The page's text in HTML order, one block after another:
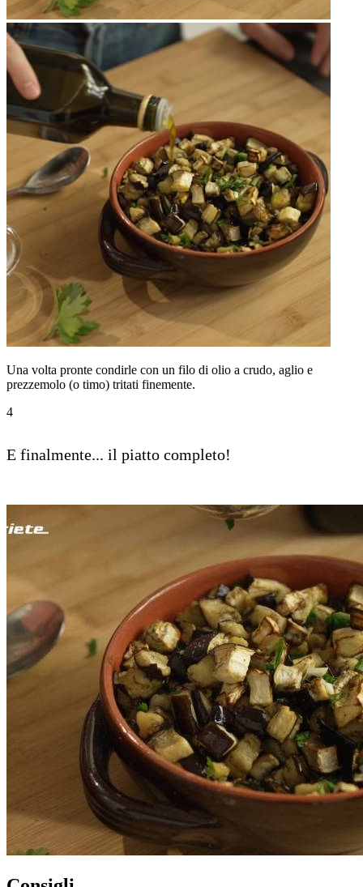
Una volta pronte condirle con un filo di olio a crudo, aglio e
prezzemolo (o timo) tritati finemente.
4
E finalmente... il piatto completo!